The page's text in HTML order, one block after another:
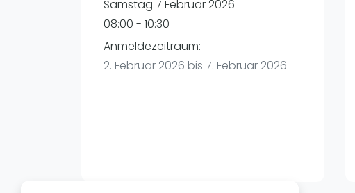
Verschiedenes
Samstag 7 Februar 2026
08:00 - 10:30
Anmeldezeitraum:
2. Februar 2026 bis 7. Februar 2026